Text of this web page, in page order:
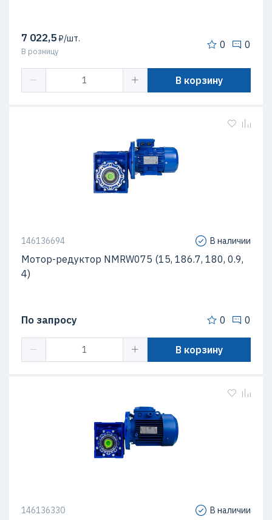
7 022,5₽/шт.
В розницу
0 0
В корзину
146136694 В наличии
Мотор-редуктор NMRW075 (15, 186.7, 180, 0.9,
4)
По запросу 0 0
В корзину
146136330 В наличии